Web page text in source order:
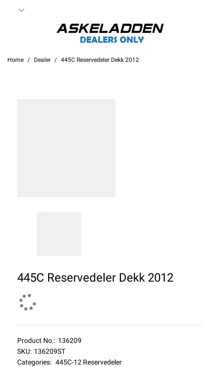
Home Dealer 445C Reservedeler Dekk 2012
445C Reservedeler Dekk 2012
Product No.: 136209
SKU: 136209ST
Categories: 445C-12 Reservedeler